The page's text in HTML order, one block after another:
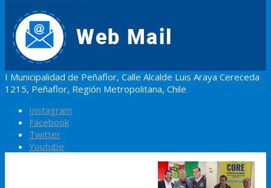
I Municipalidad de Peñaflor, Calle Alcalde Luis Araya Cereceda
1215, Peñaflor, Región Metropolitana, Chile
Instagram
Facebook
Twitter
Youtube